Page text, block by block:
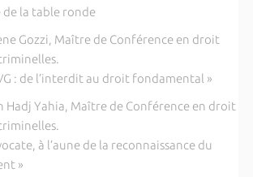
de la table ronde
Gozzi, Maître de Conférence en droit
: de l’interdit au droit fondamental »
Hadj Yahia, Maître de Conférence en droit
à l’aune de la reconnaissance du
»